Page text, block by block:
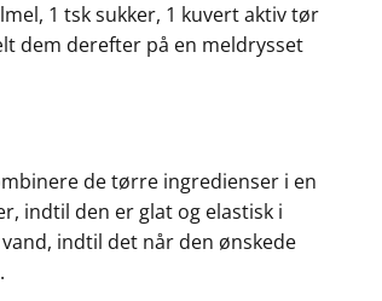
1 tsk sukker, 1 kuvert aktiv tør
dem derefter på en meldrysset
de tørre ingredienser i en
indtil den er glat og elastisk i
indtil det når den ønskede